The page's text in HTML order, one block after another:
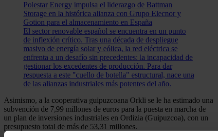
Polestar Energy impulsa el liderazgo de Battman
Storage en la histórica alianza con Grupo Elecnor y
Gotion para el almacenamiento en España
El sector renovable español se encuentra en un punto
de inflexión crítico. Tras una década de despliegue
masivo de energía solar y eólica, la red eléctrica se
enfrenta a un desafío sin precedentes: la incapacidad de
gestionar los excedentes de producción. Para dar
respuesta a este "cuello de botella" estructural, nace una
de las alianzas industriales más potentes del año.
Asimismo, a la cooperativa guipuzcoana Orkli se le ha estimado una
subvención de 7,99 millones de euros para la puesta en marcha de
un plan de inversiones industriales en Ordizia (Guipuzcoa), con un
presupuesto total de más de 53,31 millones.